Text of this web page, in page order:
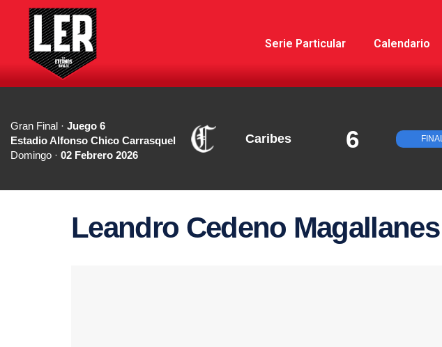
Serie Particular Calendario
Gran Final · Juego 6
Estadio Alfonso Chico Carrasquel
Domingo · 02 Febrero 2026
Caribes 6 FINAL
Leandro Cedeno Magallanes